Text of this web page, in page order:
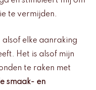
te vermijden.
elke aanraking
Het is alsof mijn
te raken met
smaak- en